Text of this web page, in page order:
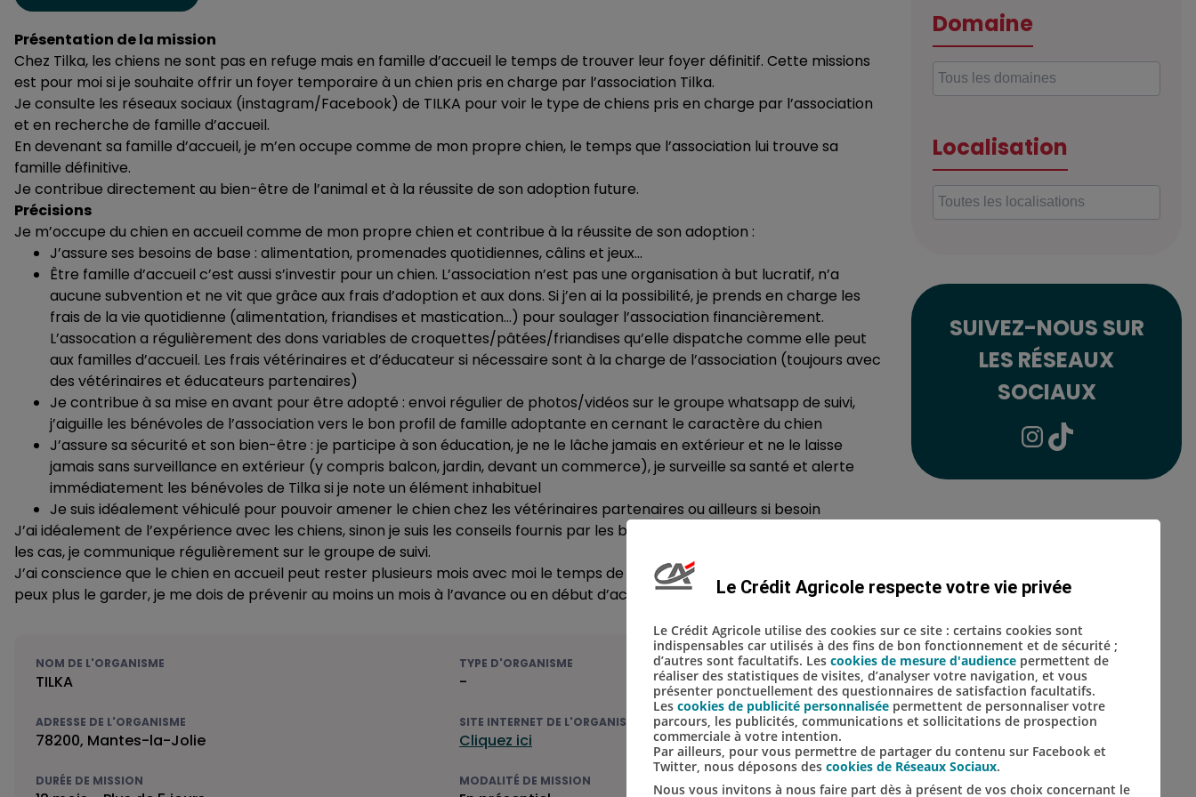
Présentation de la mission
Chez Tilka, les chiens ne sont pas en refuge mais en famille d’accueil le temps de trouver leur foyer définitif. Cette missions
est pour moi si je souhaite offrir un foyer temporaire à un chien pris en charge par l’association Tilka.
Je consulte les réseaux sociaux (instagram/Facebook) de TILKA pour voir le type de chiens pris en charge par l’association
et en recherche de famille d’accueil.
En devenant sa famille d’accueil, je m’en occupe comme de mon propre chien, le temps que l’association lui trouve sa
famille définitive.
Je contribue directement au bien-être de l’animal et à la réussite de son adoption future.
Précisions
Je m’occupe du chien en accueil comme de mon propre chien et contribue à la réussite de son adoption :
J’assure ses besoins de base : alimentation, promenades quotidiennes, câlins et jeux…
Être famille d’accueil c’est aussi s’investir pour un chien. L’association n’est pas une organisation à but lucratif, n’a
aucune subvention et ne vit que grâce aux frais d’adoption et aux dons. Si j’en ai la possibilité, je prends en charge les
frais de la vie quotidienne (alimentation, friandises et mastication…) pour soulager l’association financièrement.
L’assocation a régulièrement des dons variables de croquettes/pâtées/friandises qu’elle dispatche comme elle peut
aux familles d’accueil. Les frais vétérinaires et d’éducateur si nécessaire sont à la charge de l’association (toujours avec
des vétérinaires et éducateurs partenaires)
Je contribue à sa mise en avant pour être adopté : envoi régulier de photos/vidéos sur le groupe whatsapp de suivi,
j’aiguille les bénévoles de l’association vers le bon profil de famille adoptante en cernant le caractère du chien
J’assure sa sécurité et son bien-être : je participe à son éducation, je ne le lâche jamais en extérieur et ne le laisse
jamais sans surveillance en extérieur (y compris balcon, jardin, devant un commerce), je surveille sa santé et alerte
immédiatement les bénévoles de Tilka si je note un élément inhabituel
Je suis idéalement véhiculé pour pouvoir amener le chien chez les vétérinaires partenaires ou ailleurs si besoin
J’ai idéalement de l’expérience avec les chiens, sinon je suis les conseils fournis par les bénévoles de l’association. Dans tous
les cas, je communique régulièrement sur le groupe de suivi.
J’ai conscience que le chien en accueil peut rester plusieurs mois avec moi le temps de trouver une famille adaptée. Si je ne
peux plus le garder, je me dois de prévenir au moins un mois à l’avance ou en début d’accueil les bénévoles de l’association.
NOM DE L'ORGANISME
TILKA
TYPE D'ORGANISME
-
ADRESSE DE L'ORGANISME
78200, Mantes-la-Jolie
SITE INTERNET DE L'ORGANISME
Cliquez ici
DURÉE DE MISSION MODALITÉ DE MISSION
Domaine
Localisation
SUIVEZ-NOUS SUR
LES RÉSEAUX
SOCIAUX
Lien vers le compte
Lien vers le
Le Crédit Agricole respecte votre vie privée
Le Crédit Agricole utilise des cookies sur ce site : certains cookies sont
indispensables car utilisés à des fins de bon fonctionnement et de sécurité ;
d’autres sont facultatifs. Les cookies de mesure d'audience permettent de
réaliser des statistiques de visites, d’analyser votre navigation, et vous
présenter ponctuellement des questionnaires de satisfaction facultatifs.
Les cookies de publicité personnalisée permettent de personnaliser votre
parcours, les publicités, communications et sollicitations de prospection
commerciale à votre intention.
Par ailleurs, pour vous permettre de partager du contenu sur Facebook et
Twitter, nous déposons des cookies de Réseaux Sociaux.
Nous vous invitons à nous faire part dès à présent de vos choix concernant le